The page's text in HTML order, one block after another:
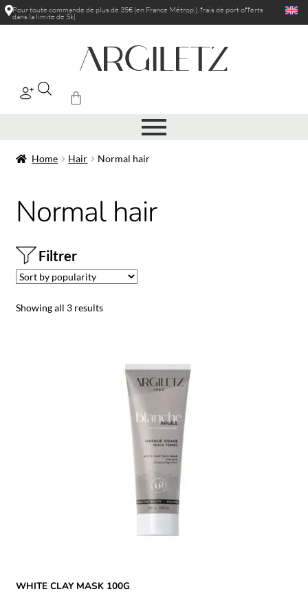
Pour toute commande de plus de 35€ (en France Métrop.), frais de portofferts
dans la limite de 5kg
Home Hair Normal hair
Normal hair
Filtrer
Showing all 3 results
WHITE CLAY MASK 100G